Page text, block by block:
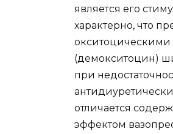
является его
характерно, что
окситоцическими
(демокситоцин)
при
отличается
эффектом